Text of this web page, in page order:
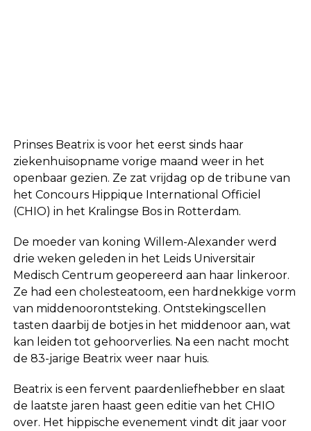
Prinses Beatrix is voor het eerst sinds haar
ziekenhuisopname vorige maand weer in het
openbaar gezien. Ze zat vrijdag op de tribune van
het Concours Hippique International Officiel
(CHIO) in het Kralingse Bos in Rotterdam.
De moeder van koning Willem-Alexander werd
drie weken geleden in het Leids Universitair
Medisch Centrum geopereerd aan haar linkeroor.
Ze had een cholesteatoom, een hardnekkige vorm
van middenoorontsteking. Ontstekingscellen
tasten daarbij de botjes in het middenoor aan, wat
kan leiden tot gehoorverlies. Na een nacht mocht
de 83-jarige Beatrix weer naar huis.
Beatrix is een fervent paardenliefhebber en slaat
de laatste jaren haast geen editie van het CHIO
over. Het hippische evenement vindt dit jaar voor